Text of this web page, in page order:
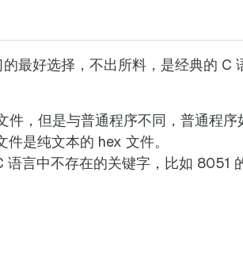
最好选择，不出所料，是经典的 C
件，但是与普通程序不同，普通程
是纯文本的 hex 文件。
语言中不存在的关键字，比如 8051